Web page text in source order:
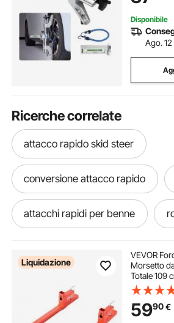
per Auto
Disponibile
Ago. 12
Ricerche correlate
attacco rapido skid steer
conversione attacco rapido
attacchi rapidi per benne
Liquidazione
VEVOR
Morsetto
Totale 109
ad Attacco
Gravosi,
per Trattori,
5990€